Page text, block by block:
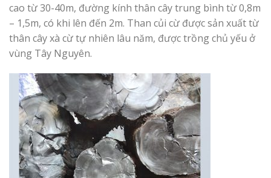
cao từ 30-40m, đường kính thân cây trung bình từ 0,8m
– 1,5m, có khi lên đến 2m. Than củi cừ được sản xuất từ
thân cây xà cừ tự nhiên lâu năm, được trồng chủ yếu ở
vùng Tây Nguyên.